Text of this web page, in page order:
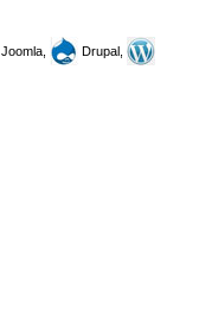
Joomla,
Drupal,